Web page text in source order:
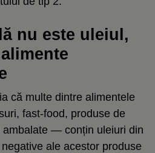
nu este uleiul,
că multe dintre alimentele
fast-food, produse de
ambalate — conțin uleiuri din
ale acestor produse